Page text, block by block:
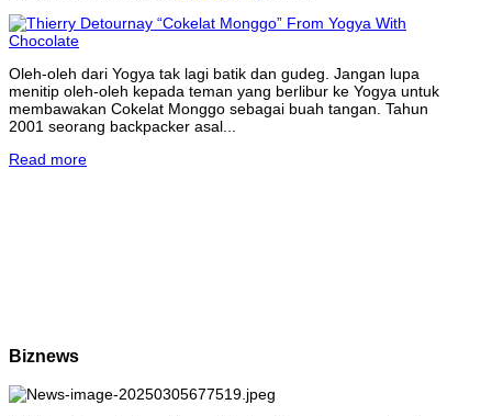
Oleh-oleh dari Yogya tak lagi batik dan gudeg. Jangan lupa
menitip oleh-oleh kepada teman yang berlibur ke Yogya untuk
membawakan Cokelat Monggo sebagai buah tangan. Tahun
2001 seorang backpacker asal...
Read more
Biznews